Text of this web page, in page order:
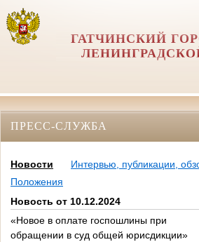
ГАТЧИНСКИЙ
ПРЕСС-СЛУЖБА
Новости
Интервью, публикации,
Положения
Новость от 10.12.2024
«Новое в оплате госпошлины при
обращении в суд общей юрисдикции»